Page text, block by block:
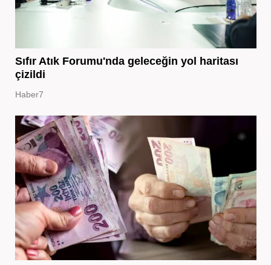
Sıfır Atık Forumu'nda geleceğin yol haritası
çizildi
Haber7